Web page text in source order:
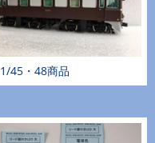
1/45・48商品